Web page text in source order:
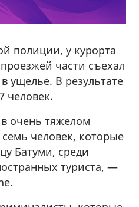
полиции, у курорта
части съехал
ущелье. В результате
человек.
очень тяжелом
человек, которые
Батуми, среди
туриста, —